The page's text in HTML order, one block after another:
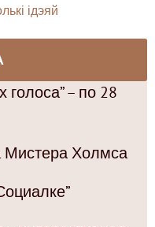
ідэяй
– по 28
Мистера Холмса